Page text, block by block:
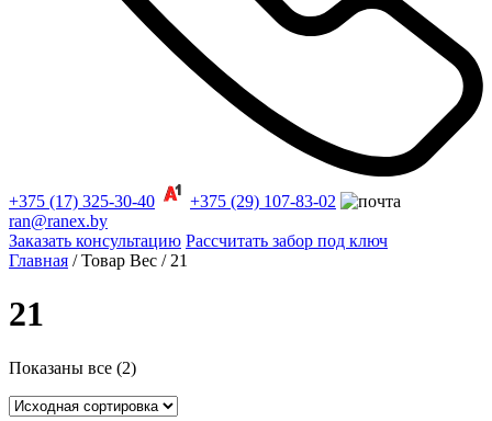
+375 (17) 325-30-40
+375 (29) 107-83-02
ran@ranex.by
Заказать консультацию Рассчитать забор под ключ
Главная / Товар Вес / 21
21
Показаны все (2)